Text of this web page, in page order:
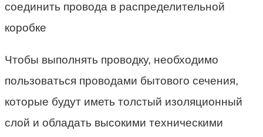
соединить провода в распределительной
коробке
Чтобы выполнять проводку, необходимо
пользоваться проводами бытового сечения,
которые будут иметь толстый изоляционный
слой и обладать высокими техническими